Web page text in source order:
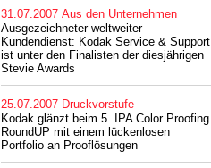
31.07.2007 Aus den Unternehmen
Ausgezeichneter weltweiter
Kundendienst: Kodak Service & Support
ist unter den Finalisten der diesjährigen
Stevie Awards
25.07.2007 Druckvorstufe
Kodak glänzt beim 5. IPA Color Proofing
RoundUP mit einem lückenlosen
Portfolio an Prooflösungen